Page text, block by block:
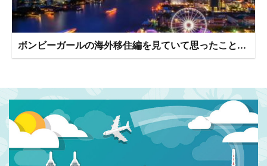
ボンビーガールの海外移住編を見ていて思ったこと...